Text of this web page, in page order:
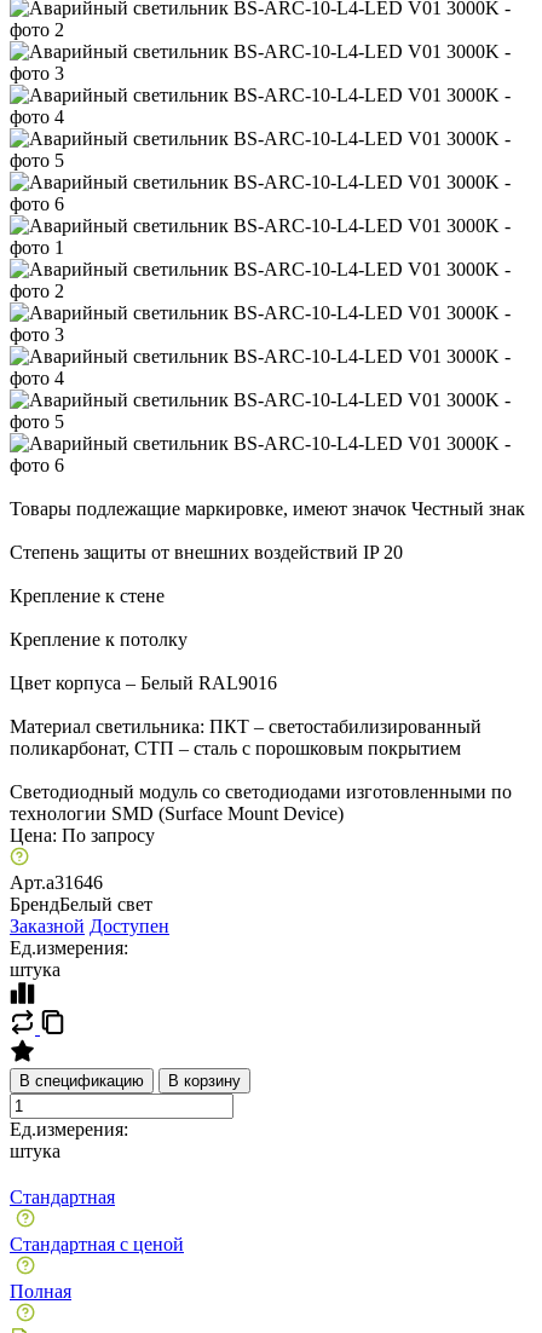
Товары подлежащие маркировке, имеют значок Честный знак
Степень защиты от внешних воздействий IP 20
Крепление к стене
Крепление к потолку
Цвет корпуса – Белый RAL9016
Материал светильника: ПКТ – светостабилизированный
поликарбонат, СТП – сталь с порошковым покрытием
Светодиодный модуль со светодиодами изготовленными по
технологии SMD (Surface Mount Device)
Цена: По запросу
Арт.a31646
БрендБелый свет
Заказной Доступен
Ед.измерения:
штука
В спецификацию В корзину
Ед.измерения:
штука
Стандартная
Стандартная с ценой
Полная